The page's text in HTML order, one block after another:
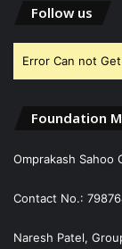
Follow us
Error Can not
Foundation
Omprakash Sahoo
Contact No.:
Naresh Patel,